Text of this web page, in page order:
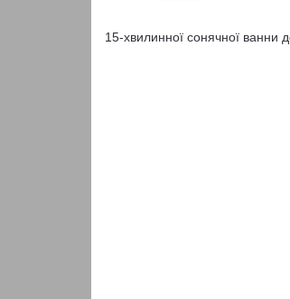
15-хвилинної сонячної ванни